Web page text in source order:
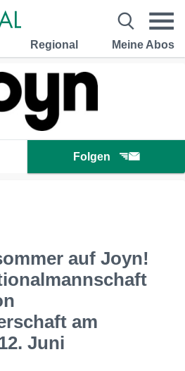
Regional Meine Abos
Folgen
auf Joyn!
am
Juni